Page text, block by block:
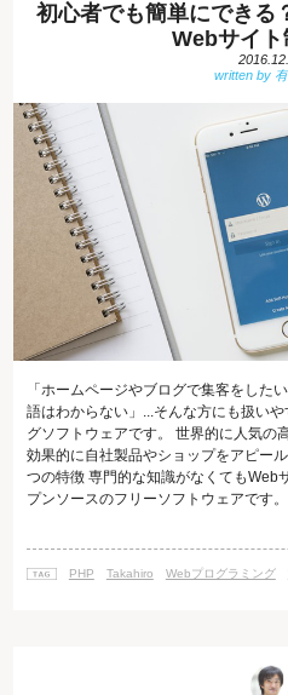
初心者でも簡単にでき
Webサイ
「ホームページやブログで集客をした
語はわからない」...そんな方にも扱い
グソフトウェアです。 世界的に人気の
効果的に自社製品やショップをアピー
つの特徴 専門的な知識がなくてもWeb
プンソースのフリーソフトウェアです
ば、だれでも自由に無料で使うことが
入力し、公開をクリックすれば更新で
なサイトでテーマやプラグインが配布さ
PHP Takahiro Webプログラミング